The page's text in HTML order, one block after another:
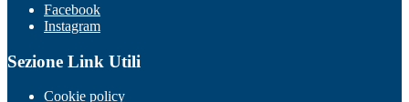
Facebook
Instagram
Sezione Link Utili
Cookie policy